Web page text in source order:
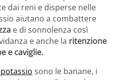
dai reni e disperse nelle
aiutano a combattere
e di sonnolenza così
e anche la ritenzione
e caviglie.
sono le banane, i